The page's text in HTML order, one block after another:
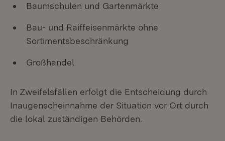
Baumschulen und Gartenmärkte
Bau- und Raiffeisenmärkte ohne
Sortimentsbeschränkung
Großhandel
In Zweifelsfällen erfolgt die Entscheidung durch
Inaugenscheinnahme der Situation vor Ort durch
die lokal zuständigen Behörden.